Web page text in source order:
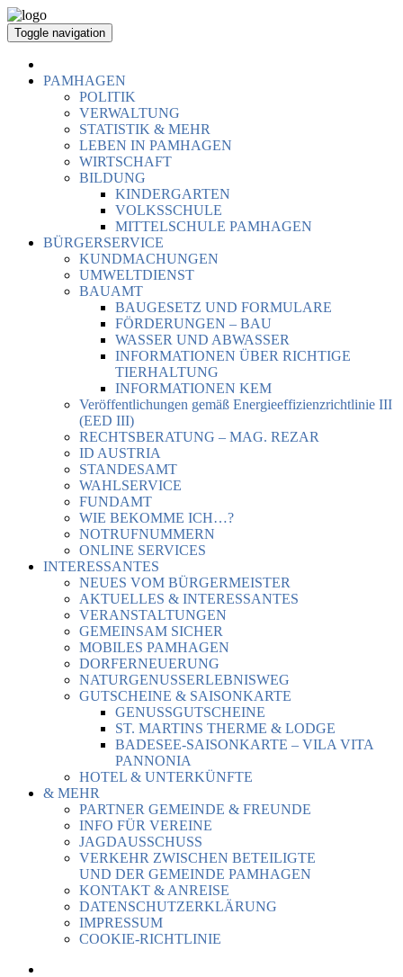
Toggle navigation
PAMHAGEN
POLITIK
VERWALTUNG
STATISTIK & MEHR
LEBEN IN PAMHAGEN
WIRTSCHAFT
BILDUNG
KINDERGARTEN
VOLKSSCHULE
MITTELSCHULE PAMHAGEN
BÜRGERSERVICE
KUNDMACHUNGEN
UMWELTDIENST
BAUAMT
BAUGESETZ UND FORMULARE
FÖRDERUNGEN – BAU
WASSER UND ABWASSER
INFORMATIONEN ÜBER RICHTIGE
TIERHALTUNG
INFORMATIONEN KEM
Veröffentlichungen gemäß Energieeffizienzrichtlinie III
(EED III)
RECHTSBERATUNG – MAG. REZAR
ID AUSTRIA
STANDESAMT
WAHLSERVICE
FUNDAMT
WIE BEKOMME ICH…?
NOTRUFNUMMERN
ONLINE SERVICES
INTERESSANTES
NEUES VOM BÜRGERMEISTER
AKTUELLES & INTERESSANTES
VERANSTALTUNGEN
GEMEINSAM SICHER
MOBILES PAMHAGEN
DORFERNEUERUNG
NATURGENUSSERLEBNISWEG
GUTSCHEINE & SAISONKARTE
GENUSSGUTSCHEINE
ST. MARTINS THERME & LODGE
BADESEE-SAISONKARTE – VILA VITA
PANNONIA
HOTEL & UNTERKÜNFTE
& MEHR
PARTNER GEMEINDE & FREUNDE
INFO FÜR VEREINE
JAGDAUSSCHUSS
VERKEHR ZWISCHEN BETEILIGTE
UND DER GEMEINDE PAMHAGEN
KONTAKT & ANREISE
DATENSCHUTZERKLÄRUNG
IMPRESSUM
COOKIE-RICHTLINIE